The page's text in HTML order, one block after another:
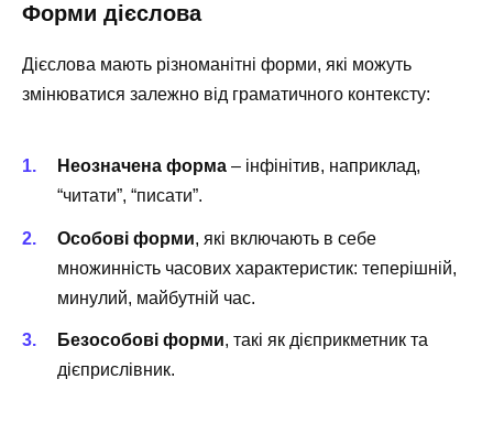
Форми дієслова
Дієслова мають різноманітні форми, які можуть
змінюватися залежно від граматичного контексту:
Неозначена форма – інфінітив, наприклад,
“читати”, “писати”.
Особові форми, які включають в себе
множинність часових характеристик: теперішній,
минулий, майбутній час.
Безособові форми, такі як дієприкметник та
дієприслівник.